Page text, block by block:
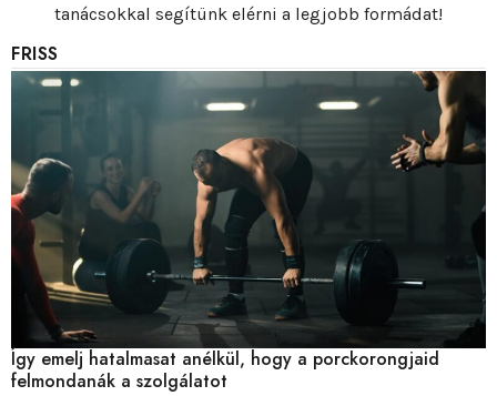
tanácsokkal segítünk elérni a legjobb formádat!
FRISS
Így emelj hatalmasat anélkül, hogy a porckorongjaid
felmondanák a szolgálatot